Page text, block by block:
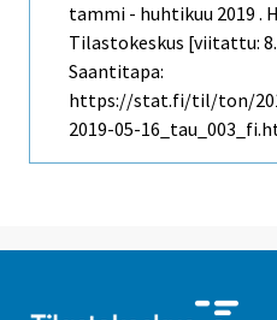
tammi - huhtikuu 2019 .
Tilastokeskus [viitattu:
Saantitapa:
https://stat.fi/til/ton/
2019-05-